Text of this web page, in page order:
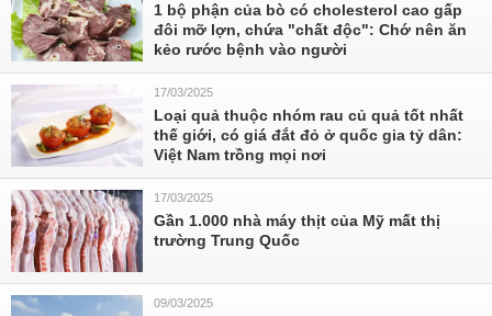
1 bộ phận của bò có cholesterol cao gấp
đôi mỡ lợn, chứa "chất độc": Chớ nên ăn
kẻo rước bệnh vào người
17/03/2025
Loại quả thuộc nhóm rau củ quả tốt nhất
thế giới, có giá đắt đỏ ở quốc gia tỷ dân:
Việt Nam trồng mọi nơi
17/03/2025
Gần 1.000 nhà máy thịt của Mỹ mất thị
trường Trung Quốc
09/03/2025